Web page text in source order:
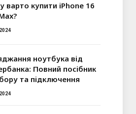
варто купити iPhone 16
ноутбука від
Повний посібник
та підключення